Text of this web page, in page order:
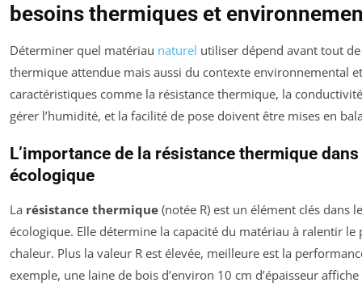
besoins thermiques et
Déterminer quel matériau naturel utiliser dépend avant tout
thermique attendue mais aussi du contexte environnemental
caractéristiques comme la résistance thermique, la
gérer l’humidité, et la facilité de pose doivent être mises en
L’importance de la résistance thermique
écologique
La résistance thermique (notée R) est un élément clés dans
écologique. Elle détermine la capacité du matériau à ralentir le
chaleur. Plus la valeur R est élevée, meilleure est la
exemple, une laine de bois d’environ 10 cm d’épaisseur